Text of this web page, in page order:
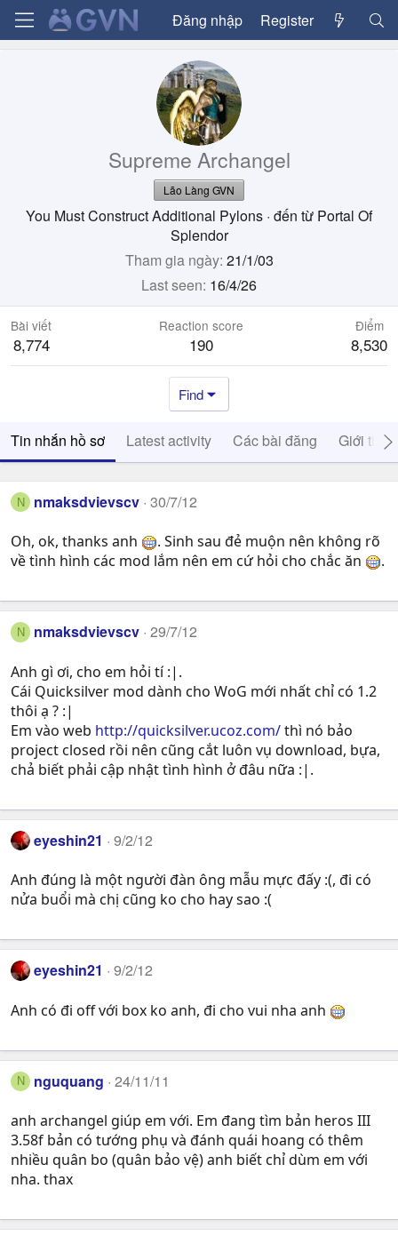
Đăng nhập Register
Supreme Archangel
Lão Làng GVN
You Must Construct Additional Pylons · đến từ Portal Of
Splendor
Tham gia ngày 21/1/03
Last seen 16/4/26
Bài viết
8,774
Reaction score
190
Điểm
8,530
Find
Tin nhắn hồ sơ Latest activity Các bài đăng Giới thiệu
N nmaksdvievscv 30/7/12
Oh, ok, thanks anh
. Sinh sau đẻ muộn nên không rõ
về tình hình các mod lắm nên em cứ hỏi cho chắc ăn
.
N nmaksdvievscv 29/7/12
Anh gì ơi, cho em hỏi tí :|.
Cái Quicksilver mod dành cho WoG mới nhất chỉ có 1.2
thôi ạ ? :|
Em vào web http://quicksilver.ucoz.com/thì nó bảo
project closed rồi nên cũng cắt luôn vụ download, bựa,
chả biết phải cập nhật tình hình ở đâu nữa :|.
eyeshin21 9/2/12
Anh đúng là một người đàn ông mẫu mực đấy :(, đi có
nửa buổi mà chị cũng ko cho hay sao :(
eyeshin21 9/2/12
Anh có đi off với box ko anh, đi cho vui nha anh
N nguquang 24/11/11
anh archangel giúp em với. Em đang tìm bản heros III
3.58f bản có tướng phụ và đánh quái hoang có thêm
nhiều quân bo (quân bảo vệ) anh biết chỉ dùm em với
nha. thax